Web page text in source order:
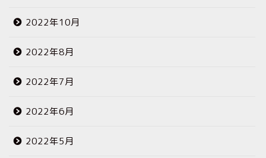
2022年10月
2022年8月
2022年7月
2022年6月
2022年5月